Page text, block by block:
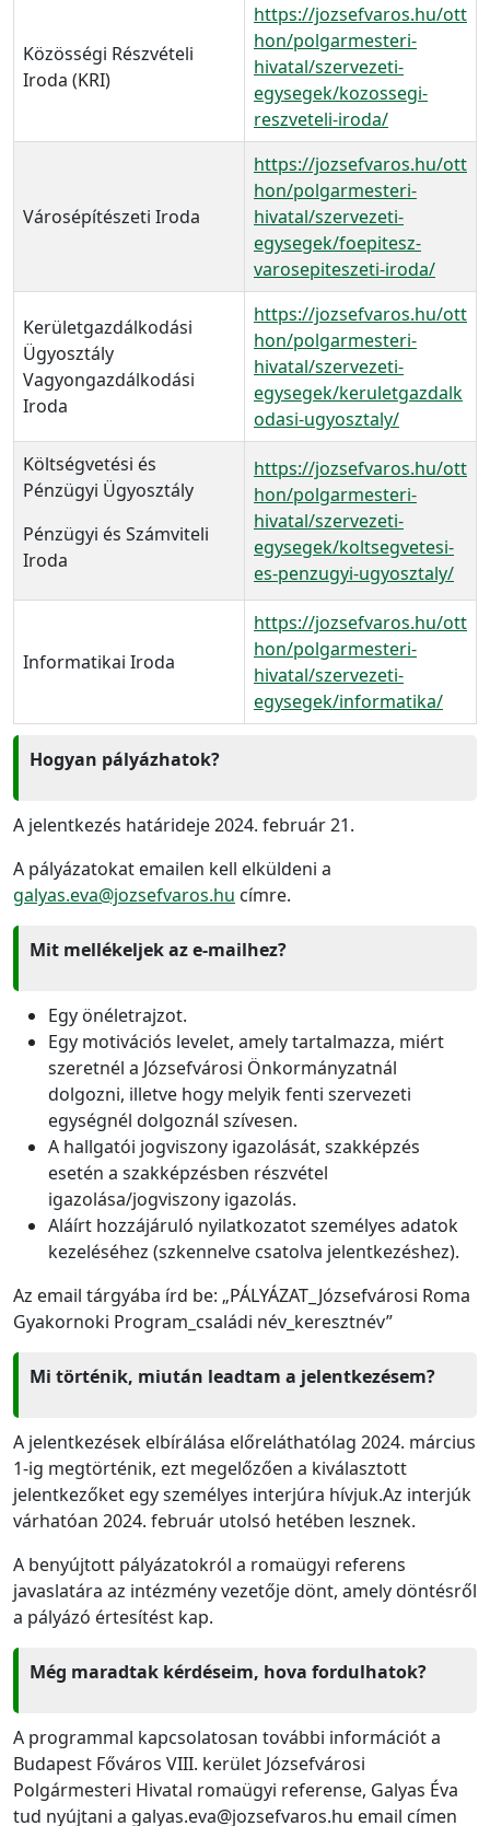
Közösségi Részvételi
Iroda (KRI)
https://jozsefvaros.hu/ott
hon/polgarmesteri-
hivatal/szervezeti-
egysegek/kozossegi-
reszveteli-iroda/
Városépítészeti Iroda
https://jozsefvaros.hu/ott
hon/polgarmesteri-
hivatal/szervezeti-
egysegek/foepitesz-
varosepiteszeti-iroda/
Kerületgazdálkodási
Ügyosztály
Vagyongazdálkodási
Iroda
https://jozsefvaros.hu/ott
hon/polgarmesteri-
hivatal/szervezeti-
egysegek/keruletgazdalk
odasi-ugyosztaly/
Költségvetési és
Pénzügyi Ügyosztály
Pénzügyi és Számviteli
Iroda
https://jozsefvaros.hu/ott
hon/polgarmesteri-
hivatal/szervezeti-
egysegek/koltsegvetesi-
es-penzugyi-ugyosztaly/
Informatikai Iroda
https://jozsefvaros.hu/ott
hon/polgarmesteri-
hivatal/szervezeti-
egysegek/informatika/
Hogyan pályázhatok?
A jelentkezés határideje 2024. február 21.
A pályázatokat emailen kell elküldeni a
galyas.eva@jozsefvaros.hu címre.
Mit mellékeljek az e-mailhez?
Egy önéletrajzot.
Egy motivációs levelet, amely tartalmazza, miért
szeretnél a Józsefvárosi Önkormányzatnál
dolgozni, illetve hogy melyik fenti szervezeti
egységnél dolgoznál szívesen.
A hallgatói jogviszony igazolását, szakképzés
esetén a szakképzésben részvétel
igazolása/jogviszony igazolás.
Aláírt hozzájáruló nyilatkozatot személyes adatok
kezeléséhez (szkennelve csatolva jelentkezéshez).
Az email tárgyába írd be: „PÁLYÁZAT_Józsefvárosi Roma
Gyakornoki Program_családi név_keresztnév”
Mi történik, miután leadtam a jelentkezésem?
A jelentkezések elbírálása előreláthatólag 2024. március
1-ig megtörténik, ezt megelőzően a kiválasztott
jelentkezőket egy személyes interjúra hívjuk.Az interjúk
várhatóan 2024. február utolsó hetében lesznek.
A benyújtott pályázatokról a romaügyi referens
javaslatára az intézmény vezetője dönt, amely döntésről
a pályázó értesítést kap.
Még maradtak kérdéseim, hova fordulhatok?
A programmal kapcsolatosan további információt a
Budapest Főváros VIII. kerület Józsefvárosi
Polgármesteri Hivatal romaügyi referense, Galyas Éva
tud nyújtani a galyas.eva@jozsefvaros.hu email címen